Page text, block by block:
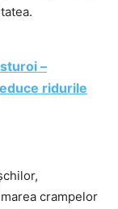
–
ridurile
crampelor